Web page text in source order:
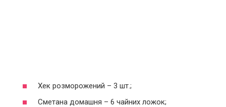
Хек розморожений – 3 шт.;
Сметана домашня – 6 чайних ложок;